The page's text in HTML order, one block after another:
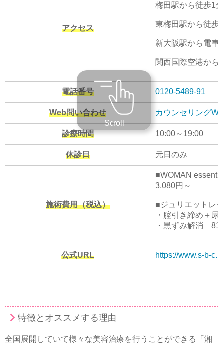
アクセス
梅田駅から徒歩1分
東梅田駅から徒歩
新大阪駅から電車
関西国際空港から
電話番号 0120-5489-91
Web問い合わせ カウンセリング
診療時間 10:00～19:00
休診日 元日のみ
施術費用（税込）
■WOMAN
3,080円～
■ジュリエットレ
・腟引き締め＋
・黒ずみ解消
公式URL https://www.s-b-
Scroll
特徴とオススメする理由
全国展開していて様々な美容治療を行うことができる「湘